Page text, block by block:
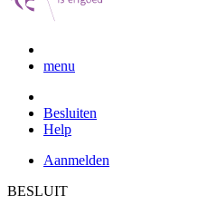
menu
Besluiten
Help
Aanmelden
BESLUIT